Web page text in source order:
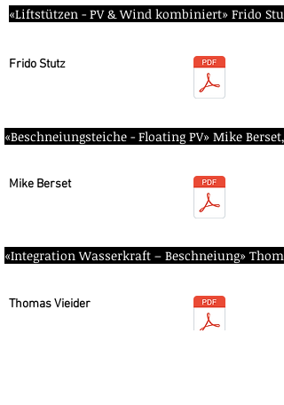
«Liftstützen - PV & Wind kombiniert» Frido
Frido Stutz
«Beschneiungsteiche - Floating PV» Mike Berset,
Mike Berset
«Integration Wasserkraft – Beschneiung»
Thomas Vieider